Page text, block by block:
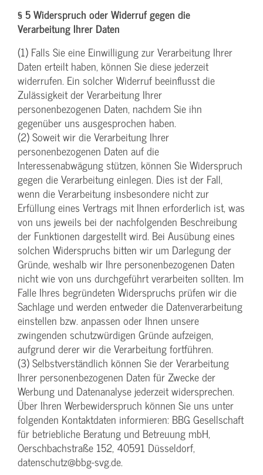
§ 5 Widerspruch oder Widerruf gegen die
Verarbeitung Ihrer Daten
(1) Falls Sie eine Einwilligung zur Verarbeitung Ihrer
Daten erteilt haben, können Sie diese jederzeit
widerrufen. Ein solcher Widerruf beeinflusst die
Zulässigkeit der Verarbeitung Ihrer
personenbezogenen Daten, nachdem Sie ihn
gegenüber uns ausgesprochen haben.
(2) Soweit wir die Verarbeitung Ihrer
personenbezogenen Daten auf die
Interessenabwägung stützen, können Sie Widerspruch
gegen die Verarbeitung einlegen. Dies ist der Fall,
wenn die Verarbeitung insbesondere nicht zur
Erfüllung eines Vertrags mit Ihnen erforderlich ist, was
von uns jeweils bei der nachfolgenden Beschreibung
der Funktionen dargestellt wird. Bei Ausübung eines
solchen Widerspruchs bitten wir um Darlegung der
Gründe, weshalb wir Ihre personenbezogenen Daten
nicht wie von uns durchgeführt verarbeiten sollten. Im
Falle Ihres begründeten Widerspruchs prüfen wir die
Sachlage und werden entweder die Datenverarbeitung
einstellen bzw. anpassen oder Ihnen unsere
zwingenden schutzwürdigen Gründe aufzeigen,
aufgrund derer wir die Verarbeitung fortführen.
(3) Selbstverständlich können Sie der Verarbeitung
Ihrer personenbezogenen Daten für Zwecke der
Werbung und Datenanalyse jederzeit widersprechen.
Über Ihren Werbewiderspruch können Sie uns unter
folgenden Kontaktdaten informieren: BBG Gesellschaft
für betriebliche Beratung und Betreuung mbH,
Oerschbachstraße 152, 40591 Düsseldorf,
datenschutz@bbg-svg.de.